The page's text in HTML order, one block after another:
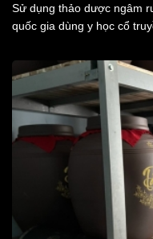
Sử dụng thảo dược ngâm
quốc gia dùng y học cổ